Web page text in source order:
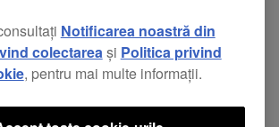
caseta KUVO la playerele și la
Notificarea noastră din
colectareași Politica privind
, pentru mai multe informații.